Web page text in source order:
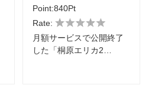
Point:840Pt
Rate:
月額サービスで公開終了
した「桐原エリカ2…